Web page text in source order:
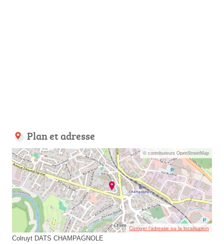
Plan et adresse
© contributeurs OpenStreetMap
Corriger l’adresse ou la localisation
Colruyt DATS CHAMPAGNOLE